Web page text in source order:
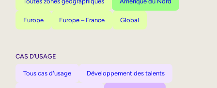
Europe Europe – France Global
CAS D’USAGE
Tous cas d'usage Développement des talents